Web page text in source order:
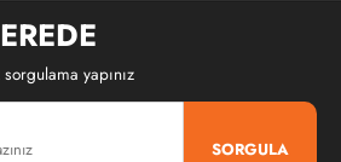
yapınız
SORGULA